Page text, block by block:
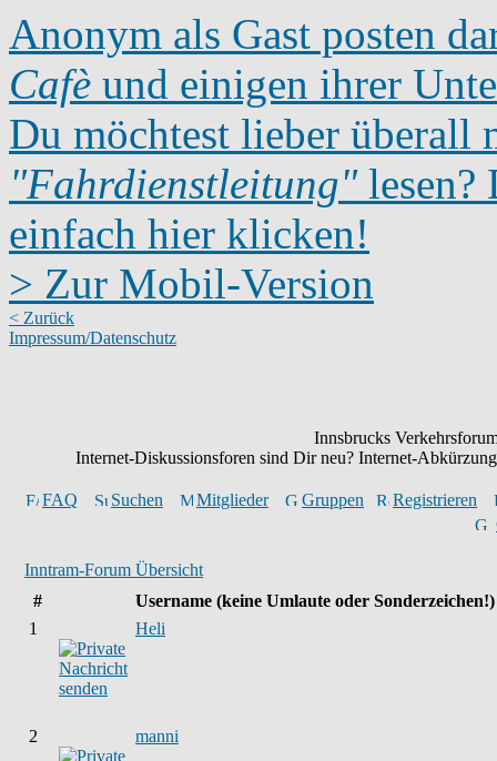
Anonym als Gast posten
Cafè und einigen ihrer
Du möchtest lieber überall
"Fahrdienstleitung"lesen?
einfach hier klicken!
> Zur Mobil-Version
< Zurück
Impressum/Datenschutz
Innsbrucks
Internet-Diskussionsforen sind Dir neu? Internet-
FAQ Suchen Mitglieder Gruppen
Registrieren
Inntram-Forum Übersicht
#
Username (keine Umlaute oder Sonderzeichen!)
1
Heli
2 manni